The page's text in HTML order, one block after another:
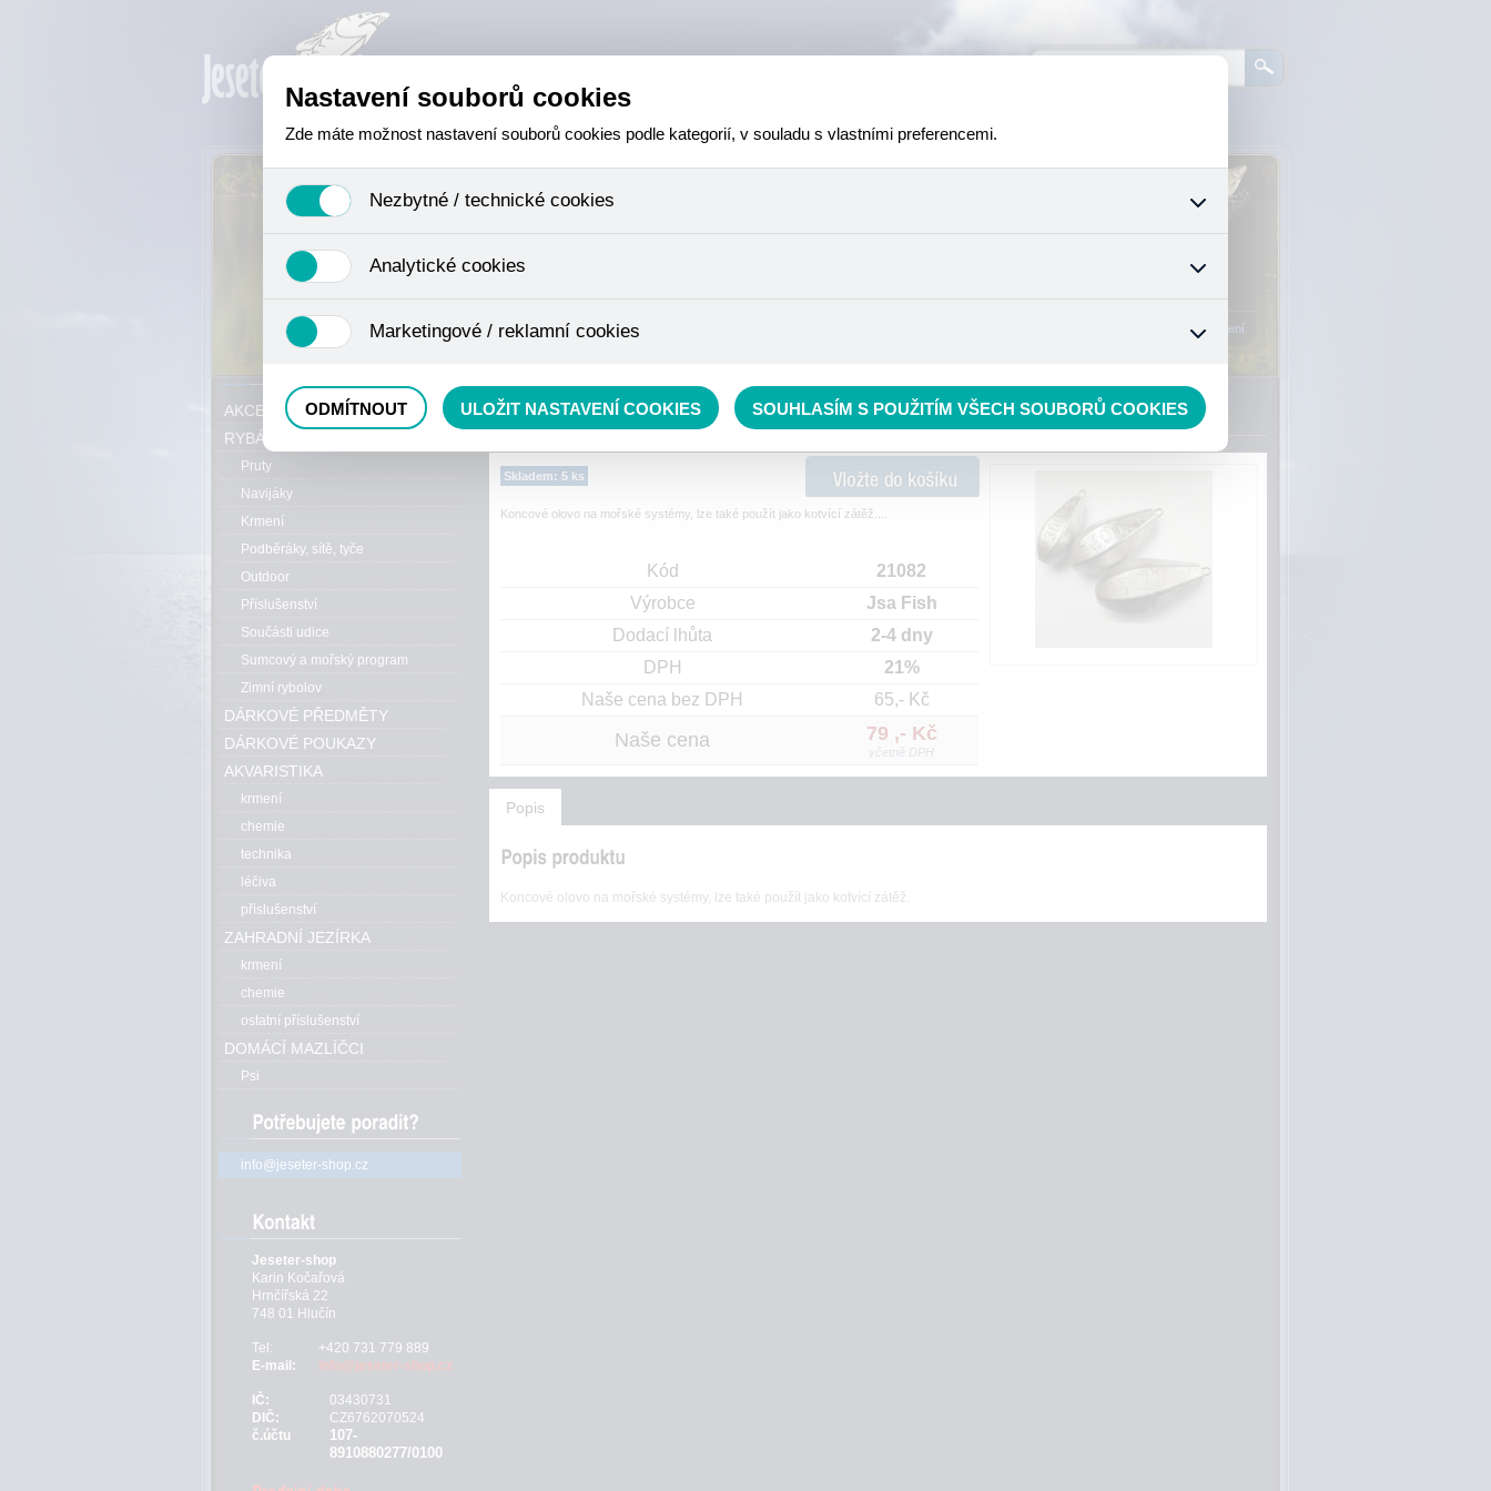
Přihlášení
RYBÁŘSKÝ SORTIMENT»
Skladem: 5 ks
Koncové olovo na mořské systémy, lze také použít jako kotvící zátěž....
Kód
21082
Výrobce
Jsa Fish
Dodací lhůta
2-4 dny
DPH
21%
Naše cena bez DPH
65,- Kč
Naše cena 79 ,- Kč
včetně DPH
Popis
Koncové olovo na mořské systémy, lze také použít jako kotvící zátěž.
AKCE, SLEVY, VÝPRODEJ
RYBÁŘSKÝ SORTIMENT
Pruty
Navijáky
Krmení
Podběráky, sítě, tyče
Outdoor
Příslušenství
Součásti udice
Sumcový a mořský program
Zimní rybolov
DÁRKOVÉ PŘEDMĚTY
DÁRKOVÉ POUKAZY
AKVARISTIKA
krmení
chemie
technika
léčiva
příslušenství
ZAHRADNÍ JEZÍRKA
krmení
chemie
ostatní příslušenství
DOMÁCÍ MAZLÍČCI
Psi
info@jeseter-shop.cz
Jeseter-shop
Karin Kočařová
Hrnčířská 22
748 01 Hlučín
Tel:
+420 731 779 889
E-mail:
info@jeseter-shop.cz
IČ:
03430731
DIČ:
CZ6762070524
č.účtu
107-
8910880277/0100
Nastavení souborů cookies
Zde máte možnost nastavení souborů cookies podle kategorií, v souladu s vlastními preferencemi.
Nezbytné / technické cookies
se mimo jiné k ukládání produktů v nákupním košíku, ovládání filtrů a také nastavení souhlasu s uživáním cookies. Pro tyto cookies
není zapotřebí Váš souhlas a není možné jej ani odebrat.
Analytické cookies
nejedná o osobní údaje, protože anonymizované cookies nelze přiřadit konkrétnímu uživateli. Proto nedokážeme zjistit navštívené
odkazy, prohlížené zboží apod.
Marketingové / reklamní cookies
ODMÍTNOUT ULOŽIT NASTAVENÍ COOKIES SOUHLASÍM S POUŽITÍM VŠECH SOUBORŮ COOKIES